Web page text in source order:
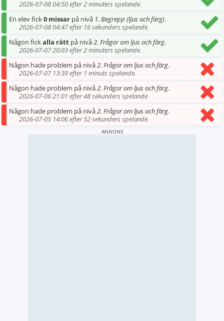
2026-07-08 04:50 efter 2 minuters spelande.
En elev fick0 missar på nivå 1. Begrepp (ljus och färg).
2026-07-08 04:47 efter 16 sekunders spelande.
Någon fickalla rätt på nivå2. Frågor om ljus och färg.
2026-07-07 20:03 efter 2 minuters spelande.
Någon hade problem på nivå2. Frågor om ljus och färg.
2026-07-07 13:39 efter 1 minuts spelande.
Någon hade problem på nivå2. Frågor om ljus och färg.
2026-07-06 21:01 efter 48 sekunders spelande.
Någon hade problem på nivå2. Frågor om ljus och färg.
2026-07-05 14:06 efter 52 sekunders spelande.
ANNONS